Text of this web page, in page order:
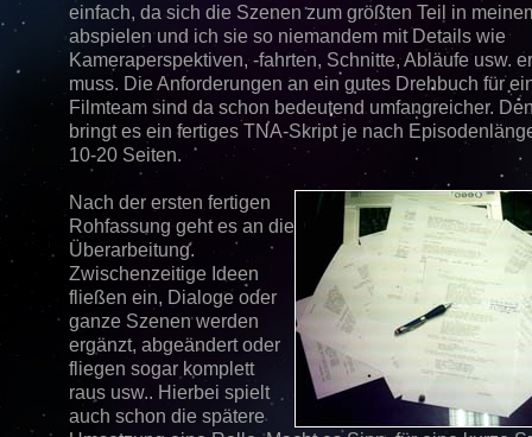
einfach, da sich die Szenen zum größten Teil in
abspielen und ich sie so niemandem mit Details wie
Kameraperspektiven, -fahrten, Schnitte, Abläufe usw.
muss. Die Anforderungen an ein gutes Drehbuch für
Filmteam sind da schon bedeutend umfangreicher.
bringt es ein fertiges TNA-Skript je nach
10-20 Seiten.
Nach der ersten fertigen
Rohfassung geht es an die
Überarbeitung.
Zwischenzeitige Ideen
fließen ein, Dialoge oder
ganze Szenen werden
ergänzt, abgeändert oder
fliegen sogar komplett
raus usw.. Hierbei spielt
auch schon die spätere